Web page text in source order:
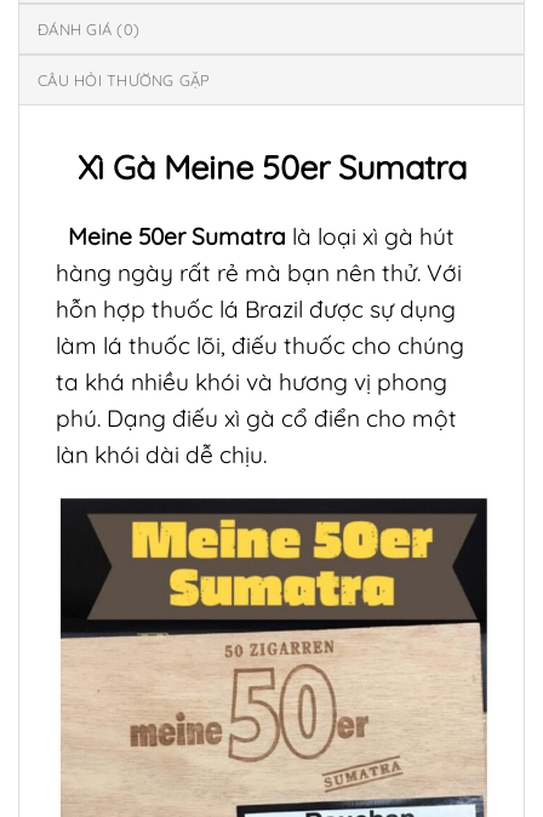
ĐÁNH GIÁ (0)
CÂU HỎI THƯỜNG GẶP
Xì Gà Meine 50er Sumatra
Meine 50er Sumatra là loại xì gà hút
hàng ngày rất rẻ mà bạn nên thử. Với
hỗn hợp thuốc lá Brazil được sự dụng
làm lá thuốc lõi, điếu thuốc cho chúng
ta khá nhiều khói và hương vị phong
phú. Dạng điếu xì gà cổ điển cho một
làn khói dài dễ chịu.